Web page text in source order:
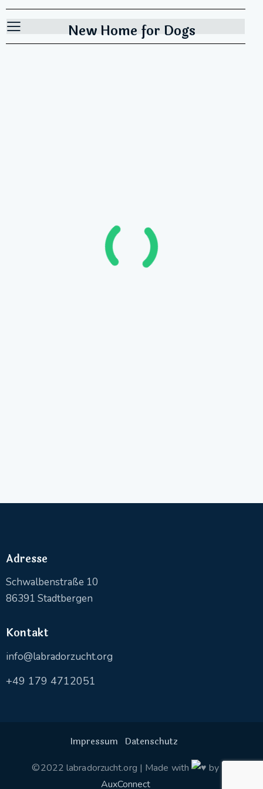
New Home for Dogs
Adresse
Schwalbenstraße 10
86391 Stadtbergen
Kontakt
info@labradorzucht.org
+49 179 4712051
Impressum Datenschutz
©2022 labradorzucht.org | Made with
by
AuxConnect